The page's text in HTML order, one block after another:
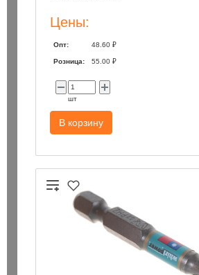
Цены:
Опт: 48.60 ₽
Розница: 55.00 ₽
шт
В корзину